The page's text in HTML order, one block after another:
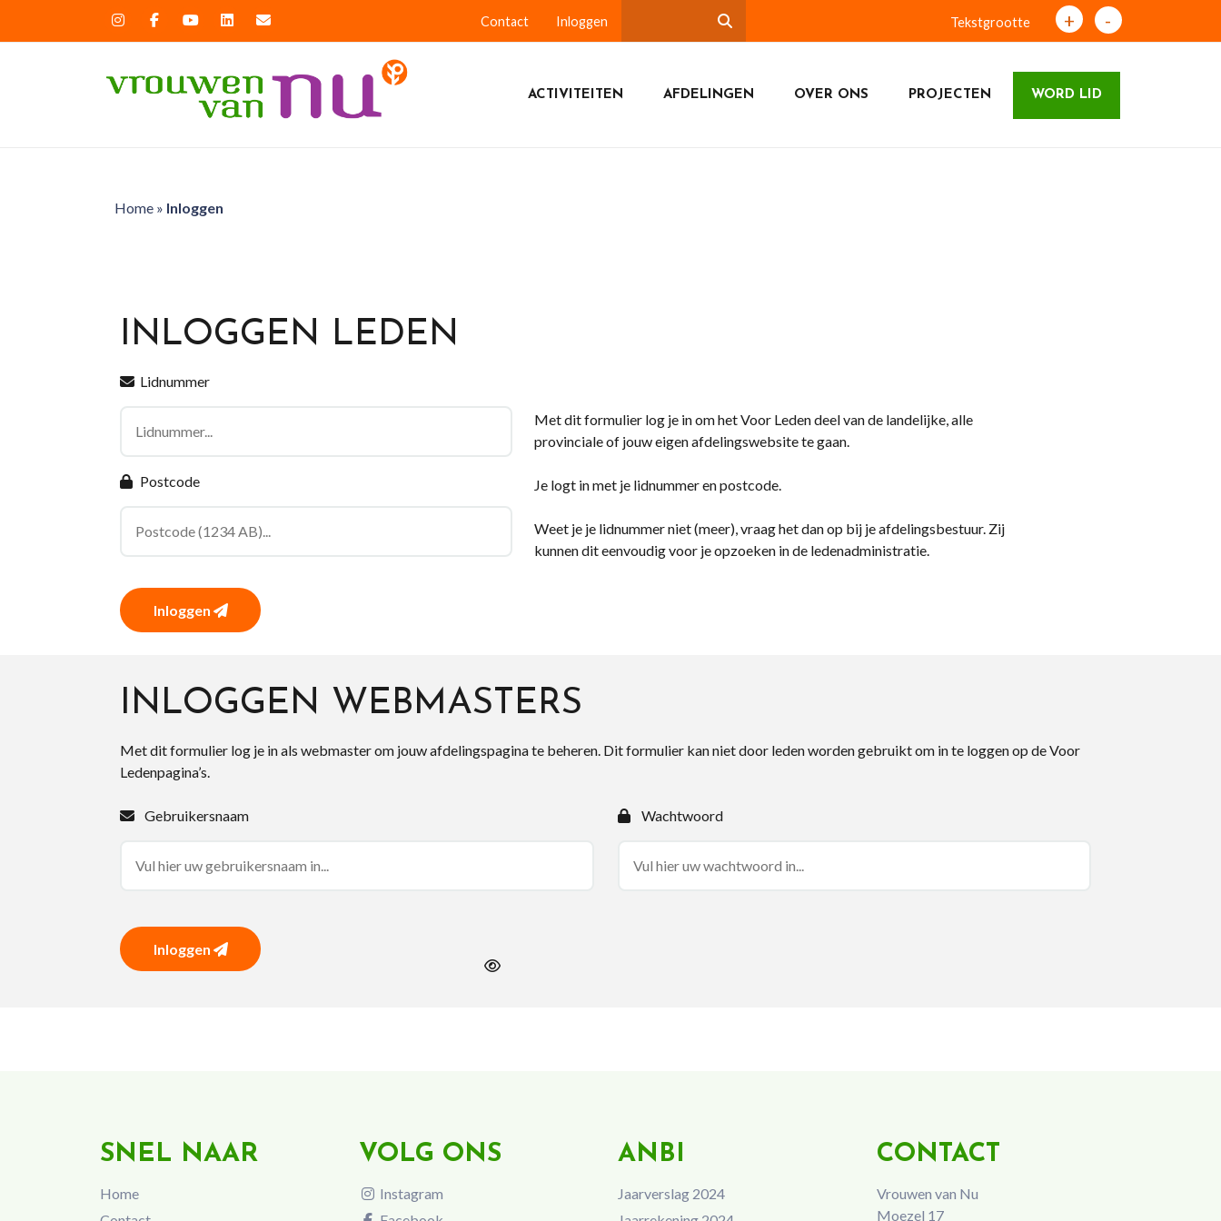
Contact Inloggen Tekstgrootte + -
ACTIVITEITEN AFDELINGEN OVER ONS PROJECTEN WORD LID
Home» Inloggen
INLOGGEN LEDEN
Lidnummer
Postcode
Inloggen
Met dit formulier log je in om het Voor Leden deel van de landelijke, alle
provinciale of jouw eigen afdelingswebsite te gaan.
Je logt in met je lidnummer en postcode.
Weet je je lidnummer niet (meer), vraag het dan op bij je afdelingsbestuur. Zij
kunnen dit eenvoudig voor je opzoeken in de ledenadministratie.
INLOGGEN WEBMASTERS
Met dit formulier log je in als webmaster om jouw afdelingspagina te beheren. Dit formulier kan niet door leden worden gebruikt om in te loggen op de Voor
Ledenpagina’s.
Gebruikersnaam Wachtwoord
Inloggen
SNEL NAAR
Home
VOLG ONS
Instagram
ANBI
Jaarverslag 2024
CONTACT
Vrouwen van Nu
Moezel 17